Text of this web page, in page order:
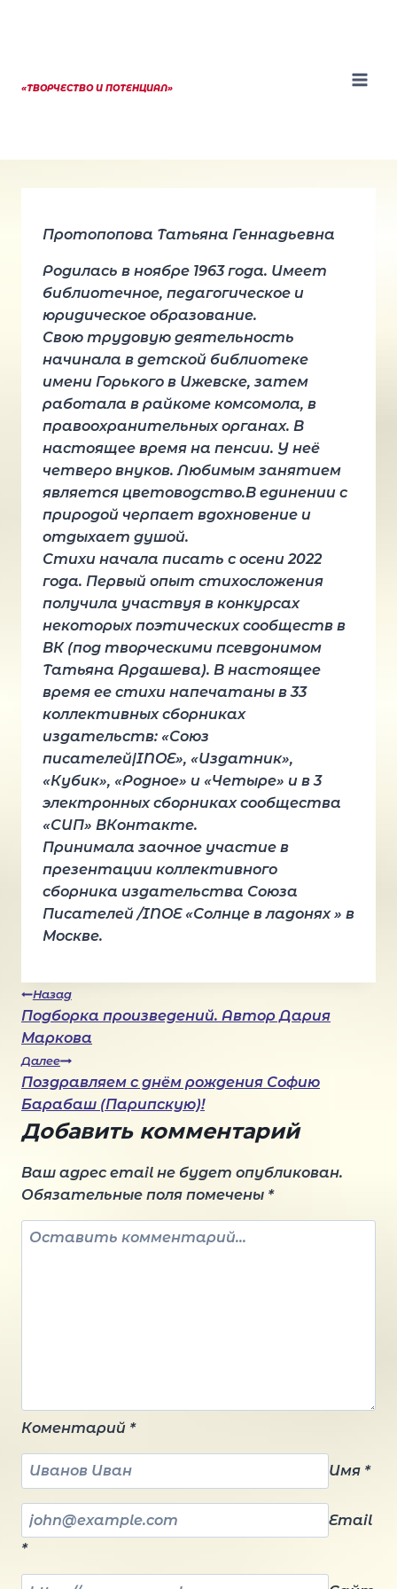
«ТВОРЧЕСТВО И ПОТЕНЦИАЛ»
Протопопова Татьяна Геннадьевна
Родилась в ноябре 1963 года. Имеет
библиотечное, педагогическое и
юридическое образование.
Свою трудовую деятельность
начинала в детской библиотеке
имени Горького в Ижевске, затем
работала в райкоме комсомола, в
правоохранительных органах. В
настоящее время на пенсии. У неё
четверо внуков. Любимым занятием
является цветоводство.В единении с
природой черпает вдохновение и
отдыхает душой.
Стихи начала писать с осени 2022
года. Первый опыт стихосложения
получила участвуя в конкурсах
некоторых поэтических сообществ в
ВК (под творческими псевдонимом
Татьяна Ардашева). В настоящее
время ее стихи напечатаны в 33
коллективных сборниках
издательств: «Союз
писателей|INOE», «Издатник»,
«Кубик», «Родное» и «Четыре» и в 3
электронных сборниках сообщества
«СИП» ВКонтакте.
Принимала заочное участие в
презентации коллективного
сборника издательства Союза
Писателей /INOE «Солнце в ладонях » в
Москве.
Навигация
по
записям
Назад
Подборка произведений. Автор Дария
Маркова
Далее
Поздравляем с днём рождения Софию
Барабаш (Парипскую)!
Добавить комментарий
Ваш адрес email не будет опубликован.
Обязательные поля помечены *
Коментарий *
Имя *
Email
*